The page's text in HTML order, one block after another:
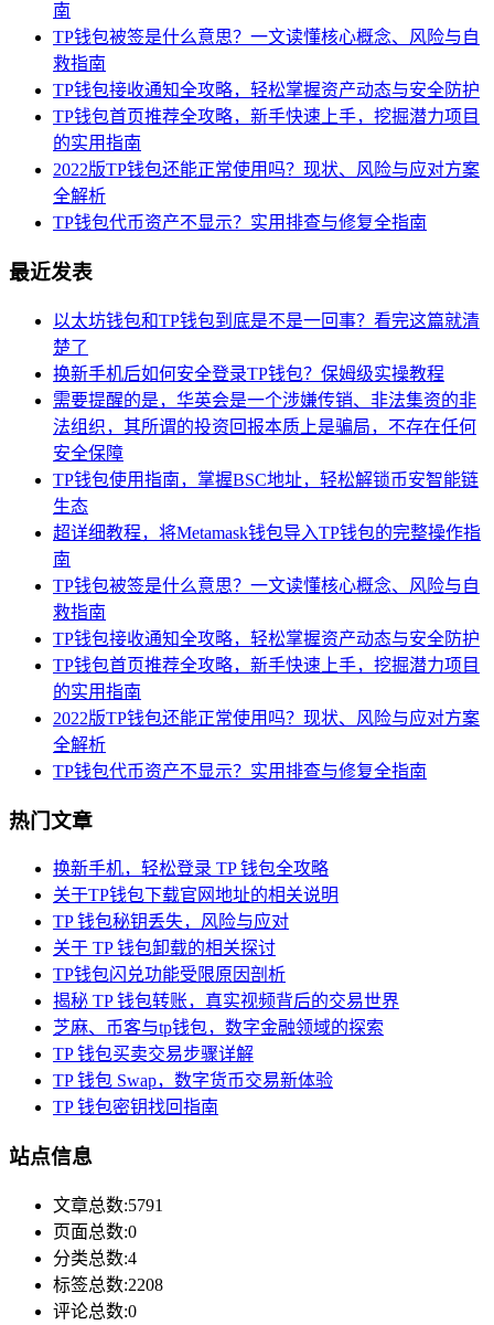
南
TP钱包被签是什么意思？一文读懂核心概念、风险与自
救指南
TP钱包接收通知全攻略，轻松掌握资产动态与安全防护
TP钱包首页推荐全攻略，新手快速上手，挖掘潜力项目
的实用指南
2022版TP钱包还能正常使用吗？现状、风险与应对方案
全解析
TP钱包代币资产不显示？实用排查与修复全指南
最近发表
以太坊钱包和TP钱包到底是不是一回事？看完这篇就清
楚了
换新手机后如何安全登录TP钱包？保姆级实操教程
需要提醒的是，华英会是一个涉嫌传销、非法集资的非
法组织，其所谓的投资回报本质上是骗局，不存在任何
安全保障
TP钱包使用指南，掌握BSC地址，轻松解锁币安智能链
生态
超详细教程，将Metamask钱包导入TP钱包的完整操作指
南
TP钱包被签是什么意思？一文读懂核心概念、风险与自
救指南
TP钱包接收通知全攻略，轻松掌握资产动态与安全防护
TP钱包首页推荐全攻略，新手快速上手，挖掘潜力项目
的实用指南
2022版TP钱包还能正常使用吗？现状、风险与应对方案
全解析
TP钱包代币资产不显示？实用排查与修复全指南
热门文章
换新手机，轻松登录 TP 钱包全攻略
关于TP钱包下载官网地址的相关说明
TP 钱包秘钥丢失，风险与应对
关于 TP 钱包卸载的相关探讨
TP钱包闪兑功能受限原因剖析
揭秘 TP 钱包转账，真实视频背后的交易世界
芝麻、币客与tp钱包，数字金融领域的探索
TP 钱包买卖交易步骤详解
TP 钱包 Swap，数字货币交易新体验
TP 钱包密钥找回指南
站点信息
文章总数:5791
页面总数:0
分类总数:4
标签总数:2208
评论总数:0